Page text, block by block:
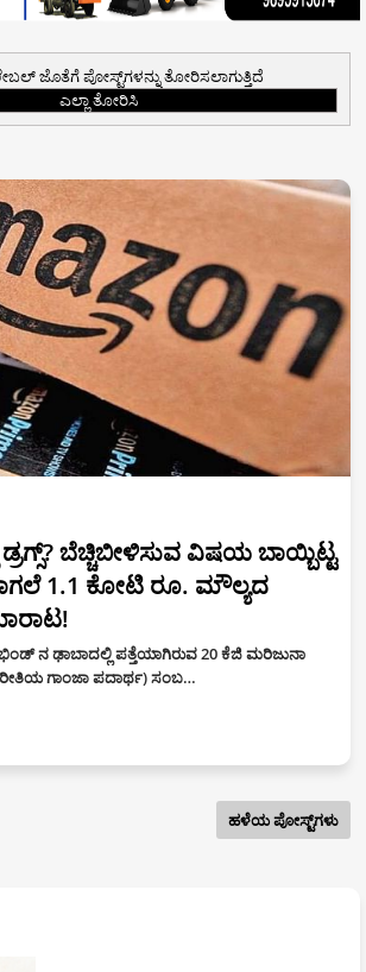
ಜೊತೆಗೆ ಪೋಸ್ಟ್‌ಗಳನ್ನು ತೋರಿಸಲಾಗುತ್ತಿದೆ
ಎಲ್ಲಾ ತೋರಿಸಿ
ಬೆಚ್ಚಿಬೀಳಿಸುವ ವಿಷಯ ಬಾಯ್ಬಿಟ್ಟ
1.1 ಕೋಟಿ ರೂ. ಮೌಲ್ಯದ
ನ ಢಾಬಾದಲ್ಲಿ ಪತ್ತೆಯಾಗಿರುವ 20 ಕೆಜಿ ಮರಿಜುನಾ
ಗಾಂಜಾ ಪದಾರ್ಥ) ಸಂಬ…
ಹಳೆಯ ಪೋಸ್ಟ್‌ಗಳು